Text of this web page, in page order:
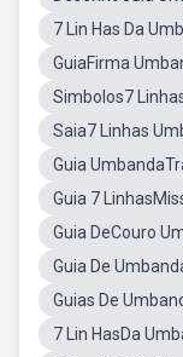
7 Lin Has Da
GuiaFirma
Simbolos7
Saia7 Linhas
Guia
Guia 7
Guia DeCouro
Guia De
Guias De
7 Lin HasDa